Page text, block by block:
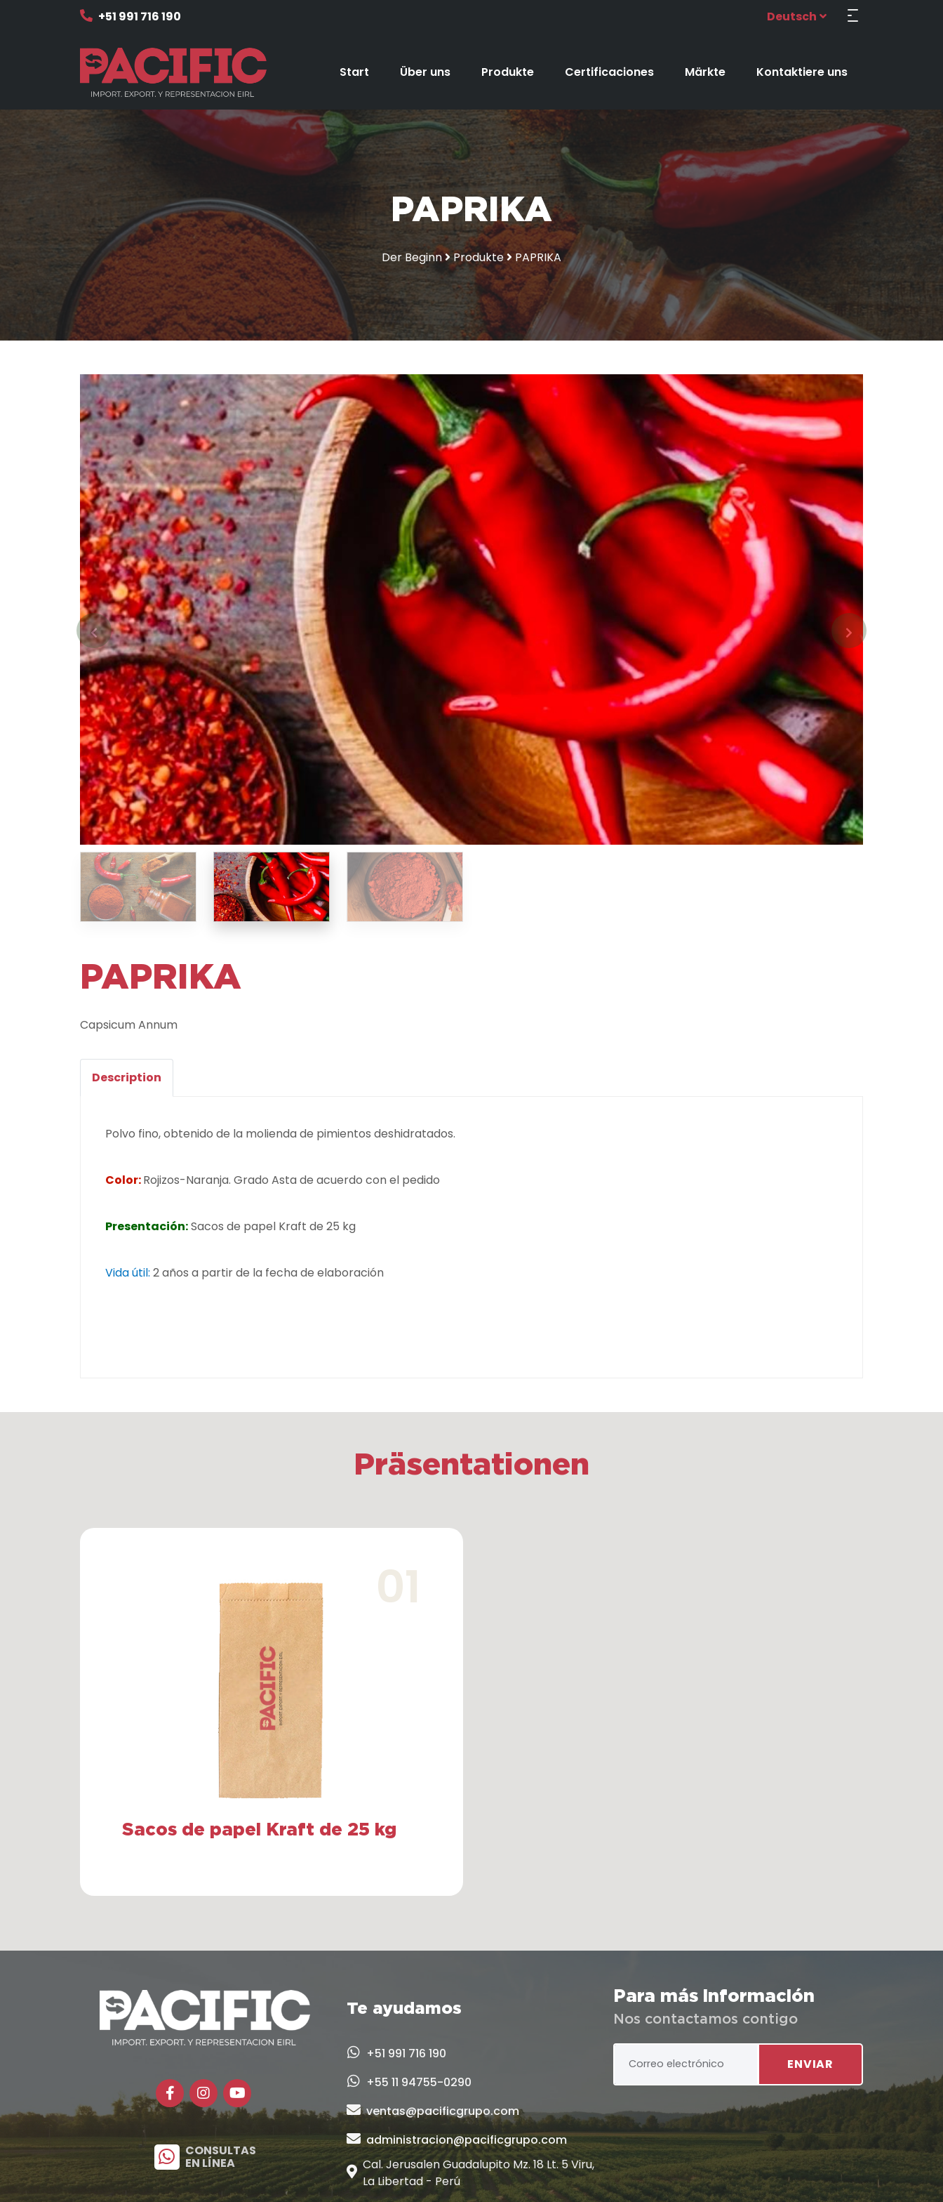
+51 991 716 190 Deutsch
Start Über uns Produkte Certificaciones Märkte Kontaktiere uns
PAPRIKA
Der Beginn Produkte PAPRIKA
PAPRIKA
Capsicum Annum
Description
Polvo fino, obtenido de la molienda de pimientos deshidratados.
Color:Rojizos-Naranja. Grado Asta de acuerdo con el pedido
Presentación:Sacos de papel Kraft de 25 kg
Vida útil: 2 años a partir de la fecha de elaboración
Präsentationen
Sacos de papel Kraft de 25 kg
CONSULTAS
EN LÍNEA
Te ayudamos
+51 991 716 190
+55 11 94755-0290
ventas@pacificgrupo.com
administracion@pacificgrupo.com
Cal. Jerusalen Guadalupito Mz. 18 Lt. 5 Viru,
La Libertad - Perú
Para más información
Nos contactamos contigo
ENVIAR